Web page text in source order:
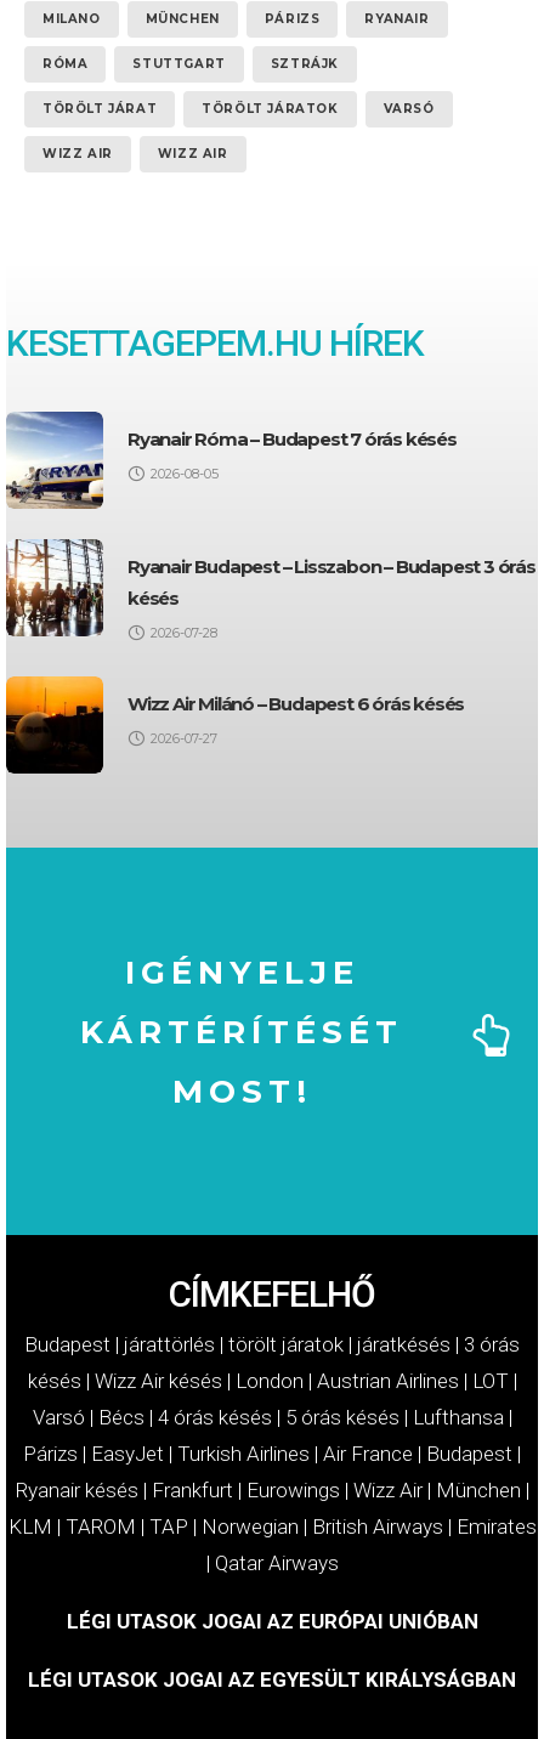
MILANO MÜNCHEN PÁRIZS RYANAIR
RÓMA STUTTGART SZTRÁJK
TÖRÖLT JÁRAT TÖRÖLT JÁRATOK VARSÓ
WIZZ AIR WIZZ AIR
KESETTAGEPEM.HU HÍREK
Ryanair Róma – Budapest 7 órás késés
2026-08-05
Ryanair Budapest – Lisszabon – Budapest 3 órás
késés
2026-07-28
Wizz Air Milánó – Budapest 6 órás késés
2026-07-27
IGÉNYELJE
KÁRTÉRÍTÉSÉT
MOST!
CÍMKEFELHŐ
Budapest | járattörlés | törölt járatok | járatkésés | 3 órás
késés | Wizz Air késés | London | Austrian Airlines | LOT|
Varsó | Bécs | 4 órás késés | 5 órás késés | Lufthansa |
Párizs | EasyJet | Turkish Airlines | Air France | Budapest |
Ryanair késés | Frankfurt | Eurowings | Wizz Air| München |
KLM | TAROM | TAP | Norwegian | British Airways | Emirates
| Qatar Airways
LÉGI UTASOK JOGAI AZ EURÓPAI UNIÓBAN
LÉGI UTASOK JOGAI AZ EGYESÜLT KIRÁLYSÁGBAN